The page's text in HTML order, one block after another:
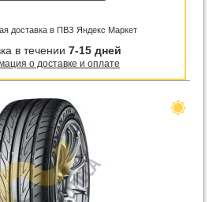
доставка в ПВЗ Яндекс Маркет
в течении 7-15 дней
о доставке и оплате